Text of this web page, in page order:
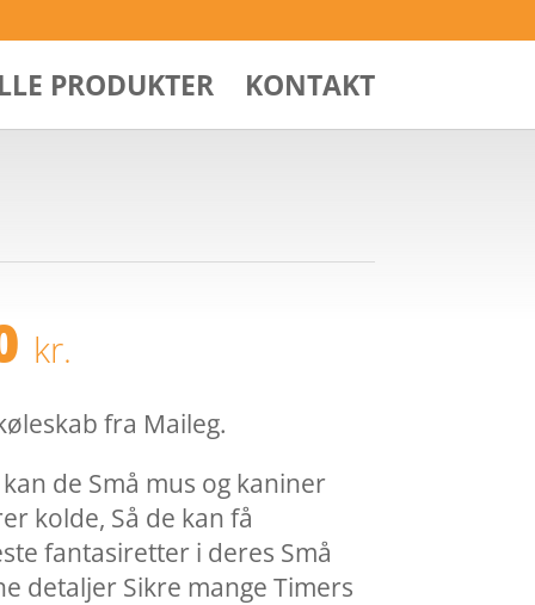
PRODUKTER KONTAKT
kr..
kr.
pris
er:
95,20 kr..
fra Maileg.
de Små mus og kaniner
kolde, Så de kan få
fantasiretter i deres Små
detaljer Sikre mange Timers